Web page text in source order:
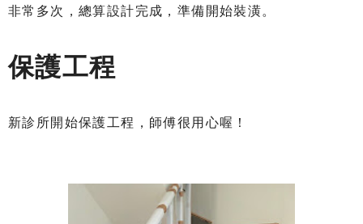
非常多次，總算設計完成，準備開始裝潢。
保護工程
新診所開始保護工程，師傅很用心喔！